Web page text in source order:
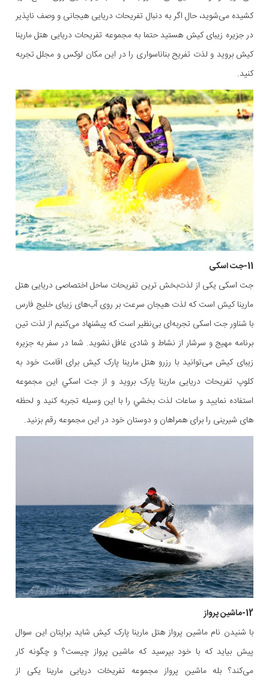
کشیده می‌شوید، حال اگر به دنبال تفریحات دریایی هیجانی و وصف ناپذیر
در جزیره زیبای کیش هستید حتما به مجموعه تفریحات دریایی هتل مارینا
کیش بروید و لذت تفریح بناناسواری را در این مکان لوکس و مجلل تجربه
کنید.
11-جت اسکی
جت اسکی یکی از لذت‌بخش ترین تفریحات ساحل اختصاصی دریایی هتل
مارینا کیش است که لذت هیجان سرعت بر روی آب‌های زیبای خلیج فارس
با شناور جت اسکی تجربه‌ای بی‌نظیر است که پیشنهاد می‌کنیم از لذت تین
برنامه مهیج و سرشار از نشاط و شادی غافل نشوید. شما در سفر به جزیره
زیبای کیش می‌توانید با رزرو هتل مارینا پارک کیش برای اقامت خود به
کلوپ تفریحات دریایی مارینا پارک بروید و از جت اسکي این مجموعه
استفاده نماييد و ساعات لذت بخشي را با اين وسيله تجربه کنيد و لحظه
های شیرینی را برای همراهان و دوستان خود در این مجموعه رقم بزنید.
12-ماشین پرواز
با شنیدن نام ماشین پرواز هتل مارینا پارک کیش شاید برایتان این سوال
پیش بیاید که با خود بپرسید که ماشین پرواز چیست؟ و چگونه کار
می‌کند؟ بله ماشین پرواز مجموعه تفریخات دریایی مارینا یکی از